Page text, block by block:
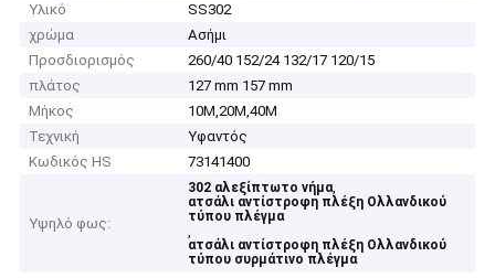
Υλικό
SS302
χρώμα
Ασήμι
Προσδιορισμός
260/40 152/24 132/17 120/15
πλάτος
127 mm 157 mm
Μήκος
10M,20M,40M
Τεχνική
Υφαντός
Κωδικός HS
73141400
Υψηλό φως:
302 αλεξίπτωτο νήμα,
ατσάλι αντίστροφη πλέξη Ολλανδικού
τύπου πλέγμα
,
ατσάλι αντίστροφη πλέξη Ολλανδικού
τύπου συρμάτινο πλέγμα